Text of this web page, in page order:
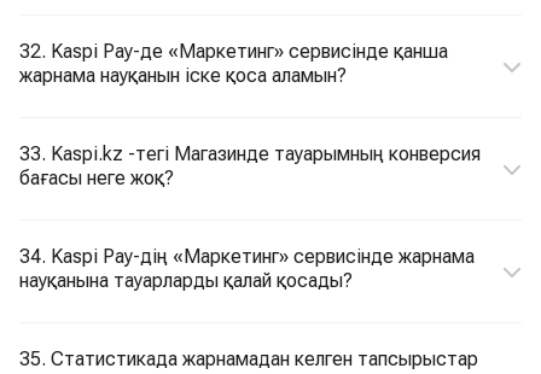
32. Kaspi Pay-де «Маркетинг» сервисінде қанша
жарнама науқанын іске қоса аламын?
33. Kaspi.kz -тегі Магазинде тауарымның конверсия
бағасы неге жоқ?
34. Kaspi Pay-дің «Маркетинг» сервисінде жарнама
науқанына тауарларды қалай қосады?
35. Статистикада жарнамадан келген тапсырыстар